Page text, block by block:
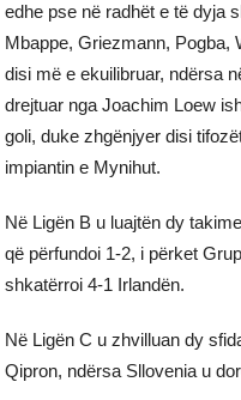
edhe pse në radhët e të dyja
Mbappe, Griezmann, Pogba,
disi më e ekuilibruar, ndërsa
drejtuar nga Joachim Loew
goli, duke zhgënjyer disi
impiantin e Mynihut.
Në Ligën B u luajtën dy
që përfundoi 1-2, i përket
shkatërroi 4-1 Irlandën.
Në Ligën C u zhvilluan dy
Qipron, ndërsa Sllovenia u